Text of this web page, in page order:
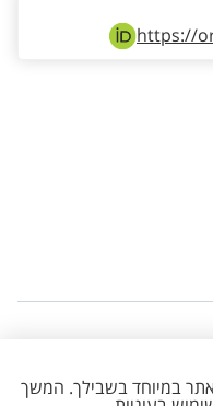
https://